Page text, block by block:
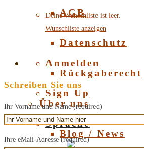
AGB
Datenschutz
Rückgaberecht
Über uns
Blog / News
Deine Wunschliste ist leer.
Wunschliste anzeigen
Anmelden
Sign Up
Sprache
Schreiben Sie uns
Ihr Vorname und Name (required)
Ihre eMail-Adresse (required)